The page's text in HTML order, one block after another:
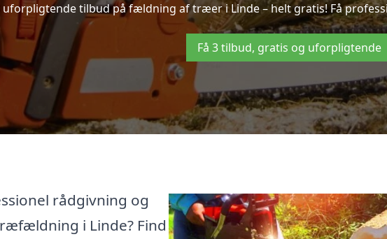
uforpligtende tilbud på fældning af træer i Linde – helt gratis! Få
Få 3 tilbud, gratis og uforpligtende
rådgivning og
i Linde? Find